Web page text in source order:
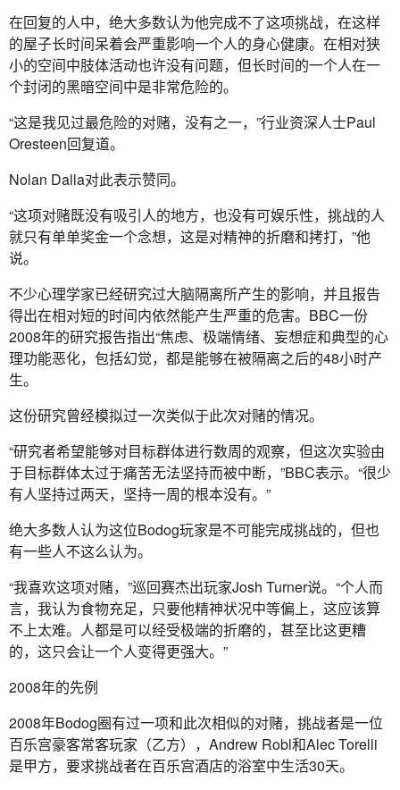
在回复的人中，绝大多数认为他完成不了这项挑战，在这样
的屋子长时间呆着会严重影响一个人的身心健康。在相对狭
小的空间中肢体活动也许没有问题，但长时间的一个人在一
个封闭的黑暗空间中是非常危险的。
“这是我见过最危险的对赌，没有之一，”行业资深人士Paul
Oresteen回复道。
Nolan Dalla对此表示赞同。
“这项对赌既没有吸引人的地方，也没有可娱乐性，挑战的人
就只有单单奖金一个念想，这是对精神的折磨和拷打，”他
说。
不少心理学家已经研究过大脑隔离所产生的影响，并且报告
得出在相对短的时间内依然能产生严重的危害。BBC一份
2008年的研究报告指出“焦虑、极端情绪、妄想症和典型的心
理功能恶化，包括幻觉，都是能够在被隔离之后的48小时产
生。
这份研究曾经模拟过一次类似于此次对赌的情况。
“研究者希望能够对目标群体进行数周的观察，但这次实验由
于目标群体太过于痛苦无法坚持而被中断，”BBC表示。“很少
有人坚持过两天，坚持一周的根本没有。”
绝大多数人认为这位Bodog玩家是不可能完成挑战的，但也
有一些人不这么认为。
“我喜欢这项对赌，”巡回赛杰出玩家Josh Turner说。“个人而
言，我认为食物充足，只要他精神状况中等偏上，这应该算
不上太难。人都是可以经受极端的折磨的，甚至比这更糟
的，这只会让一个人变得更强大。”
2008年的先例
2008年Bodog圈有过一项和此次相似的对赌，挑战者是一位
百乐宫豪客常客玩家（乙方），Andrew Robl和Alec Torelli
是甲方，要求挑战者在百乐宫酒店的浴室中生活30天。